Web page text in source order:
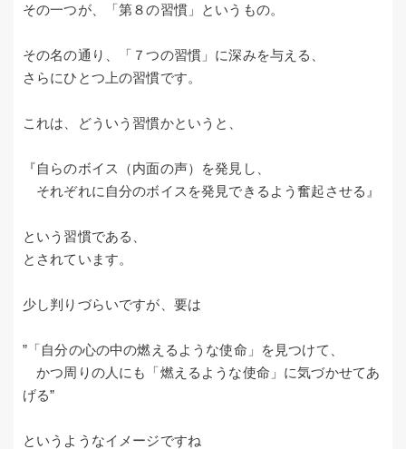
その一つが、「第８の習慣」というもの。
その名の通り、「７つの習慣」に深みを与える、
さらにひとつ上の習慣です。
これは、どういう習慣かというと、
『自らのボイス（内面の声）を発見し、
それぞれに自分のボイスを発見できるよう奮起させる』
という習慣である、
とされています。
少し判りづらいですが、要は
”「自分の心の中の燃えるような使命」を見つけて、
かつ周りの人にも「燃えるような使命」に気づかせてあ
げる”
というようなイメージですね